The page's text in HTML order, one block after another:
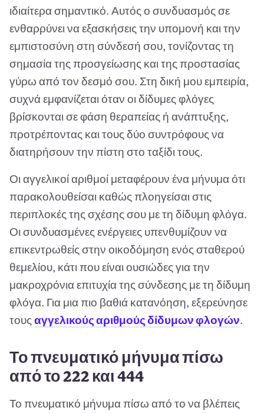
ιδιαίτερα σημαντικό. Αυτός ο συνδυασμός σε
ενθαρρύνει να εξασκήσεις την υπομονή και την
εμπιστοσύνη στη σύνδεσή σου, τονίζοντας τη
σημασία της προσγείωσης και της προστασίας
γύρω από τον δεσμό σου. Στη δική μου εμπειρία,
συχνά εμφανίζεται όταν οι δίδυμες φλόγες
βρίσκονται σε φάση θεραπείας ή ανάπτυξης,
προτρέποντας και τους δύο συντρόφους να
διατηρήσουν την πίστη στο ταξίδι τους.
Οι αγγελικοί αριθμοί μεταφέρουν ένα μήνυμα ότι
παρακολουθείσαι καθώς πλοηγείσαι στις
περιπλοκές της σχέσης σου με τη δίδυμη φλόγα.
Οι συνδυασμένες ενέργειες υπενθυμίζουν να
επικεντρωθείς στην οικοδόμηση ενός σταθερού
θεμελίου, κάτι που είναι ουσιώδες για την
μακροχρόνια επιτυχία της σύνδεσης με τη δίδυμη
φλόγα. Για μια πιο βαθιά κατανόηση, εξερεύνησε
τους αγγελικούς αριθμούς δίδυμων φλογών.
Το πνευματικό μήνυμα πίσω
από το 222 και 444
Το πνευματικό μήνυμα πίσω από το να βλέπεις